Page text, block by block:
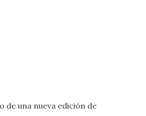
de una nueva edición de